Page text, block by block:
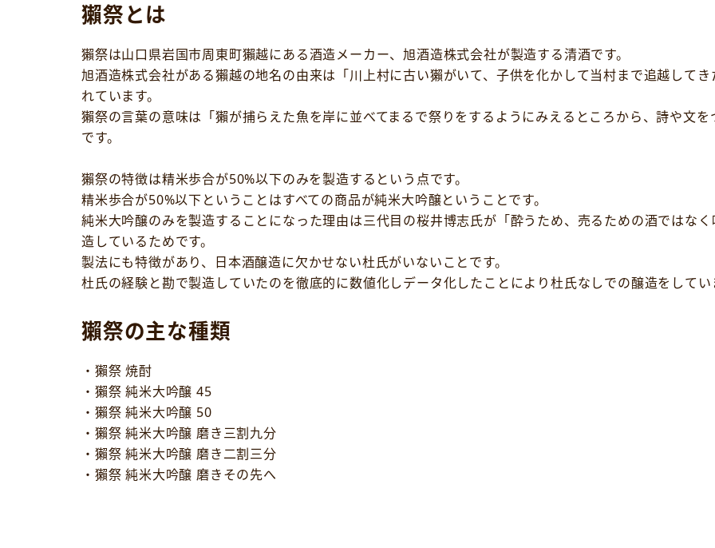
獺祭とは
獺祭は山口県岩国市周東町獺越にある酒造メーカー、旭酒造株式会社が製造する清酒です。
旭酒造株式会社がある獺越の地名の由来は「川上村に古い獺がいて、子供を化かして当村まで追越して
れています。
獺祭の言葉の意味は「獺が捕らえた魚を岸に並べてまるで祭りをするようにみえるところから、詩や文
です。
獺祭の特徴は精米歩合が50%以下のみを製造するという点です。
精米歩合が50%以下ということはすべての商品が純米大吟醸ということです。
純米大吟醸のみを製造することになった理由は三代目の桜井博志氏が「酔うため、売るための酒ではな
造しているためです。
製法にも特徴があり、日本酒醸造に欠かせない杜氏がいないことです。
杜氏の経験と勘で製造していたのを徹底的に数値化しデータ化したことにより杜氏なしでの醸造をしてい
獺祭の主な種類
・獺祭 焼酎
・獺祭 純米大吟醸 45
・獺祭 純米大吟醸 50
・獺祭 純米大吟醸 磨き三割九分
・獺祭 純米大吟醸 磨き二割三分
・獺祭 純米大吟醸 磨きその先へ